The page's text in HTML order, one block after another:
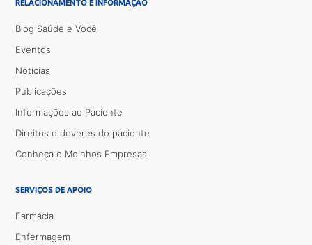
RELACIONAMENTO E INFORMAÇÃO
Blog Saúde e Você
Eventos
Notícias
Publicações
Informações ao Paciente
Direitos e deveres do paciente
Conheça o Moinhos Empresas
SERVIÇOS DE APOIO
Farmácia
Enfermagem